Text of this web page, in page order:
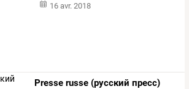
16 avr. 2018
Presse russe (русский пресс)